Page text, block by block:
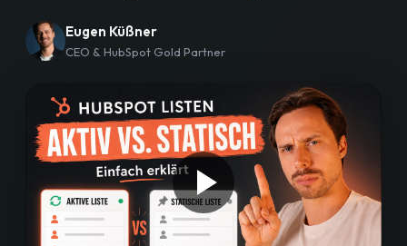
Workshops
Blog
Bewertungen
Strategiegespräch buchen
Eugen Küßner
CEO & HubSpot Gold Partner